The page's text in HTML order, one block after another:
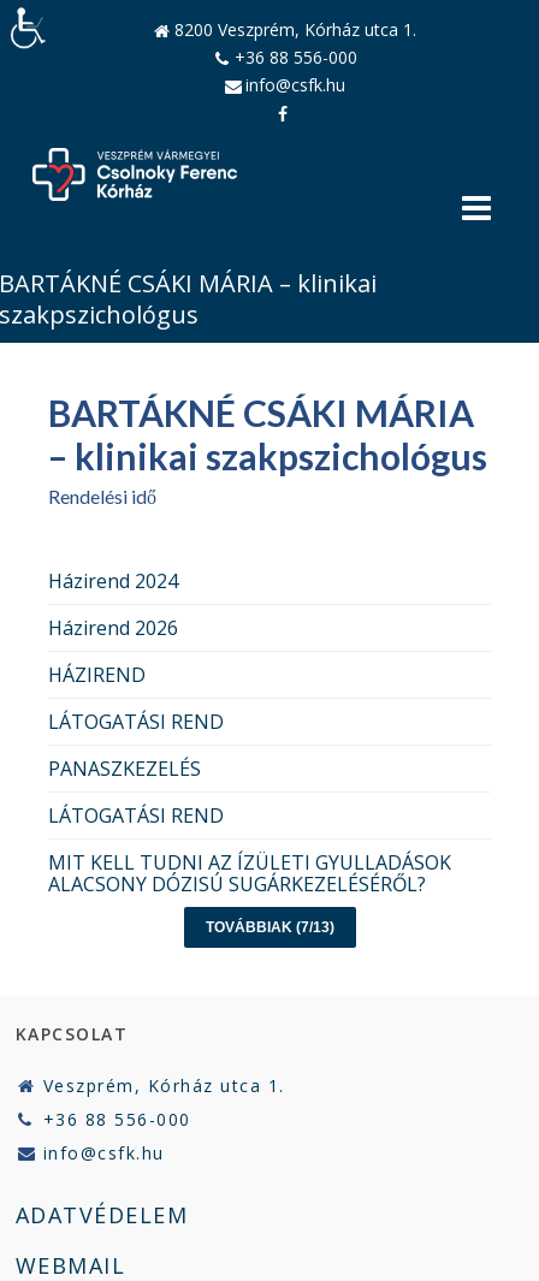
8200 Veszprém, Kórház utca 1.
+36 88 556-000
info@csfk.hu
CSÁKI MÁRIA – klinikai
BARTÁKNÉ CSÁKI MÁRIA
– klinikai szakpszichológus
Rendelési idő
Házirend 2024
Házirend 2026
HÁZIREND
LÁTOGATÁSI REND
PANASZKEZELÉS
LÁTOGATÁSI REND
MIT KELL TUDNI AZ ÍZÜLETI GYULLADÁSOK
ALACSONY DÓZISÚ SUGÁRKEZELÉSÉRŐL?
TOVÁBBIAK (7/13)
KAPCSOLAT
Veszprém, Kórház utca 1.
+36 88 556-000
info@csfk.hu
ADATVÉDELEM
WEBMAIL